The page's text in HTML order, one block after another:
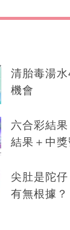
清胎毒湯
機會
六合彩結
結果＋中
尖肚是陀
有無根據？